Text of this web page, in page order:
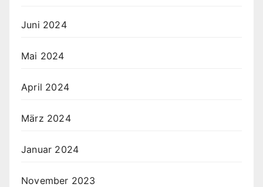
Juni 2024
Mai 2024
April 2024
März 2024
Januar 2024
November 2023